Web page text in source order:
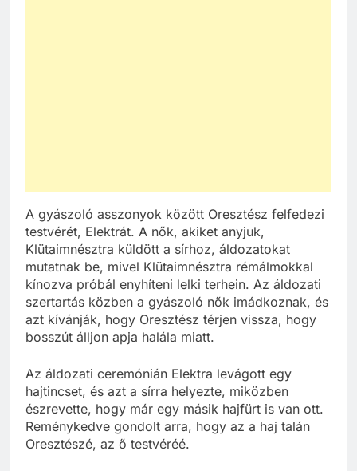
A gyászoló asszonyok között Oresztész felfedezi
testvérét, Elektrát. A nők, akiket anyjuk,
Klütaimnésztra küldött a sírhoz, áldozatokat
mutatnak be, mivel Klütaimnésztra rémálmokkal
kínozva próbál enyhíteni lelki terhein. Az áldozati
szertartás közben a gyászoló nők imádkoznak, és
azt kívánják, hogy Oresztész térjen vissza, hogy
bosszút álljon apja halála miatt.
Az áldozati ceremónián Elektra levágott egy
hajtincset, és azt a sírra helyezte, miközben
észrevette, hogy már egy másik hajfürt is van ott.
Reménykedve gondolt arra, hogy az a haj talán
Oresztészé, az ő testvéréé.